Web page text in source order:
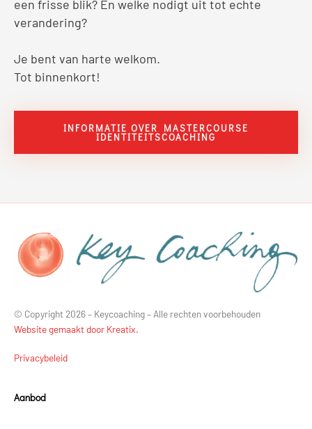
een frisse blik? En welke nodigt uit tot echte
verandering?
Je bent van harte welkom.
Tot binnenkort!
INFORMATIE OVER MASTERCOURSE
IDENTITEITSCOACHING
© Copyright 2026 – Keycoaching – Alle rechten voorbehouden
Website gemaakt door Kreatix.
Privacybeleid
Aanbod